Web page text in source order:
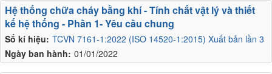
Số kí hiệu: TCVN 7161-1:2022 (ISO 14520-1:2015) Xuất bản lần 3
Ngày ban hành: 01/01/2022
Hệ thống chữa cháy bằng khí - Tính chất vật lý và thiết
kế hệ thống - Phần 1- Yêu cầu chung